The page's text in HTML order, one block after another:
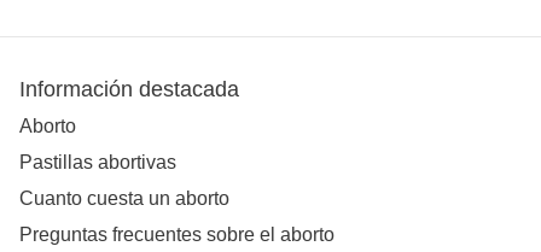
Información destacada
Aborto
Pastillas abortivas
Cuanto cuesta un aborto
Preguntas frecuentes sobre el aborto